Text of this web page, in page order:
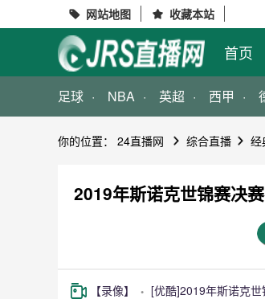
 网站地图  收藏本站
首页
足球 NBA 英超 西甲
你的位置： 24直播网 综合直播 经
2019年斯诺克世锦赛决
【录像】 [优酷]2019年斯诺克